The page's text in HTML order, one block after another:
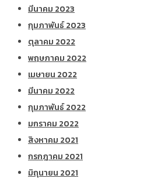
มีนาคม 2023
กุมภาพันธ์ 2023
ตุลาคม 2022
พฤษภาคม 2022
เมษายน 2022
มีนาคม 2022
กุมภาพันธ์ 2022
มกราคม 2022
สิงหาคม 2021
กรกฎาคม 2021
มิถุนายน 2021